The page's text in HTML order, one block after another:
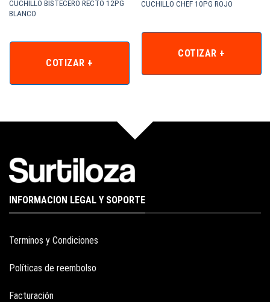
CUCHILLO BISTECERO RECTO 12PG
BLANCO
COTIZAR +
CUCHILLO CHEF 10PG ROJO
COTIZAR +
INFORMACION LEGAL Y SOPORTE
Terminos y Condiciones
Políticas de reembolso
Facturación